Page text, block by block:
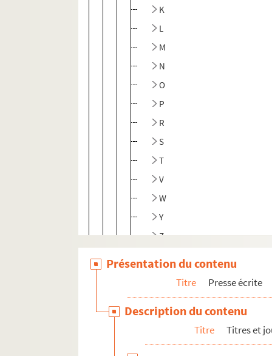
K
L
M
N
O
P
R
S
T
V
W
Y
Z
Les services
Les événements
Les rubriques
Vente du journal
Présentation du contenu
Titre Presse écrite
Description du contenu
Titre Titres et